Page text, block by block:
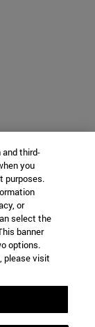
third-
you
purposes.
or
select the
banner
options.
please visit